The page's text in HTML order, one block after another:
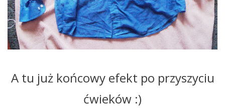
A tu już końcowy efekt po przyszyciu
ćwieków :)